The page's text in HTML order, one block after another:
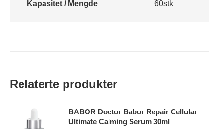
Kapasitet / Mengde 60stk
Relaterte produkter
BABOR Doctor Babor Repair Cellular
Ultimate Calming Serum 30ml